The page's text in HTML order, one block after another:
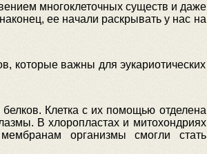
многоклеточных существ и даже
ее начали раскрывать у нас на
которые важны для эукариотических
Клетка с их помощью отделена
В хлоропластах и митохондриях
организмы смогли стать